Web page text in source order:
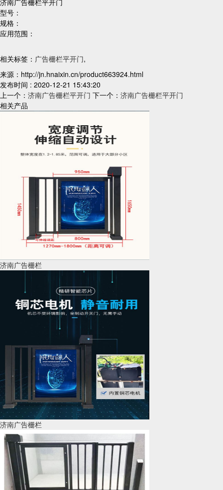
济南广告栅栏平开门
型号：
规格：
应用范围：
相关标签： 广告栅栏平开门,
来源：http://jn.hnaixin.cn/product663924.html
发布时间 : 2020-12-21 15:43:20
上一个： 济南广告栅栏平开门 下一个： 济南广告栅栏平开门
相关产品
济南广告栅栏
济南广告栅栏